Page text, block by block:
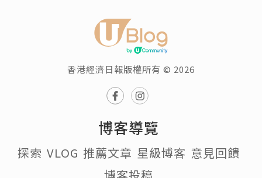
香港經濟日報版權所有 © 2026
博客導覽
探索 VLOG 推薦文章 星級博客 意見回饋